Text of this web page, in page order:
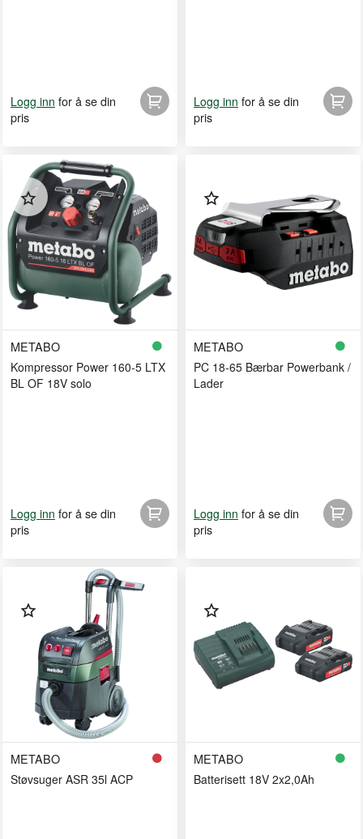
Logg inn for å se din
pris
Logg inn for å se din
pris
METABO
Kompressor Power 160-5 LTX
BL OF 18V solo
Logg inn for å se din
pris
METABO
PC 18-65 Bærbar Powerbank /
Lader
Logg inn for å se din
pris
METABO
Støvsuger ASR 35l ACP
METABO
Batterisett 18V 2x2,0Ah